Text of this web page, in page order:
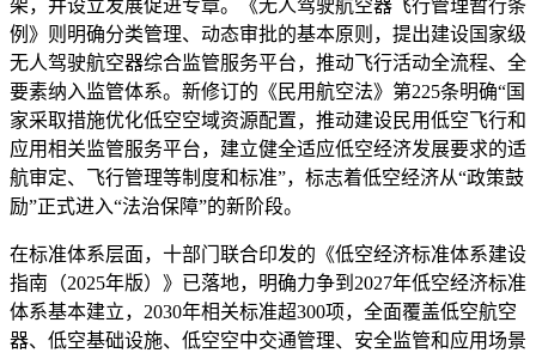
架，并设立发展促进专章。《无人驾驶航空器飞行管理暂行条
例》则明确分类管理、动态审批的基本原则，提出建设国家级
无人驾驶航空器综合监管服务平台，推动飞行活动全流程、全
要素纳入监管体系。新修订的《民用航空法》第225条明确“国
家采取措施优化低空空域资源配置，推动建设民用低空飞行和
应用相关监管服务平台，建立健全适应低空经济发展要求的适
航审定、飞行管理等制度和标准”，标志着低空经济从“政策鼓
励”正式进入“法治保障”的新阶段。
在标准体系层面，十部门联合印发的《低空经济标准体系建设
指南（2025年版）》已落地，明确力争到2027年低空经济标准
体系基本建立，2030年相关标准超300项，全面覆盖低空航空
器、低空基础设施、低空空中交通管理、安全监管和应用场景